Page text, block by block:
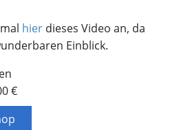
hier dieses Video an, da
Einblick.
€